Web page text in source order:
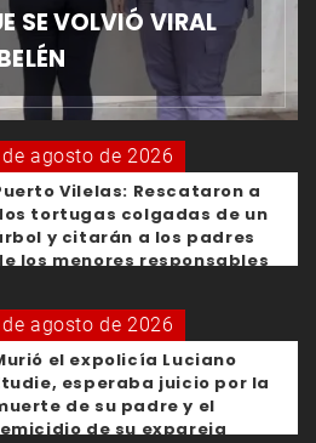
SE VOLVIÓ VIRAL
agosto de 2026
Vilelas: Rescataron a
tortugas colgadas de un
y citarán a los padres
los menores responsables
agosto de 2026
el expolicía Luciano
esperaba juicio por la
de su padre y el
de su expareja